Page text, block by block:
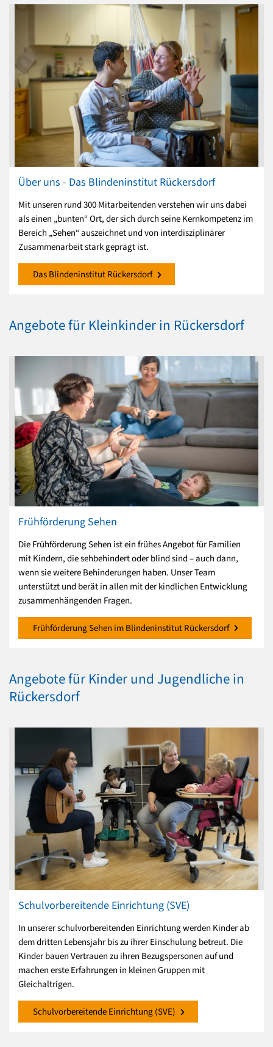
Über uns - Das Blindeninstitut Rückersdorf
Mit unseren rund 300 Mitarbeitenden verstehen wir uns dabei
als einen „bunten“ Ort, der sich durch seine Kernkompetenz im
Bereich „Sehen“ auszeichnet und von interdisziplinärer
Zusammenarbeit stark geprägt ist.
Das Blindeninstitut Rückersdorf
Angebote für Kleinkinder in Rückersdorf
Frühförderung Sehen
Die Frühförderung Sehen ist ein frühes Angebot für Familien
mit Kindern, die sehbehindert oder blind sind – auch dann,
wenn sie weitere Behinderungen haben. Unser Team
unterstützt und berät in allen mit der kindlichen Entwicklung
zusammenhängenden Fragen.
Frühförderung Sehen im Blindeninstitut Rückersdorf
Angebote für Kinder und Jugendliche in
Rückersdorf
Schulvorbereitende Einrichtung (SVE)
In unserer schulvorbereitenden Einrichtung werden Kinder ab
dem dritten Lebensjahr bis zu ihrer Einschulung betreut. Die
Kinder bauen Vertrauen zu ihren Bezugspersonen auf und
machen erste Erfahrungen in kleinen Gruppen mit
Gleichaltrigen.
Schulvorbereitende Einrichtung (SVE)